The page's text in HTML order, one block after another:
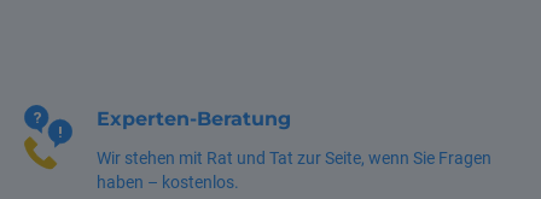
Experten-Beratung
Wir stehen mit Rat und Tat zur Seite, wenn Sie Fragen
haben – kostenlos.